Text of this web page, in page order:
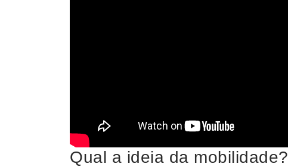
Qual a ideia da mobilidade?